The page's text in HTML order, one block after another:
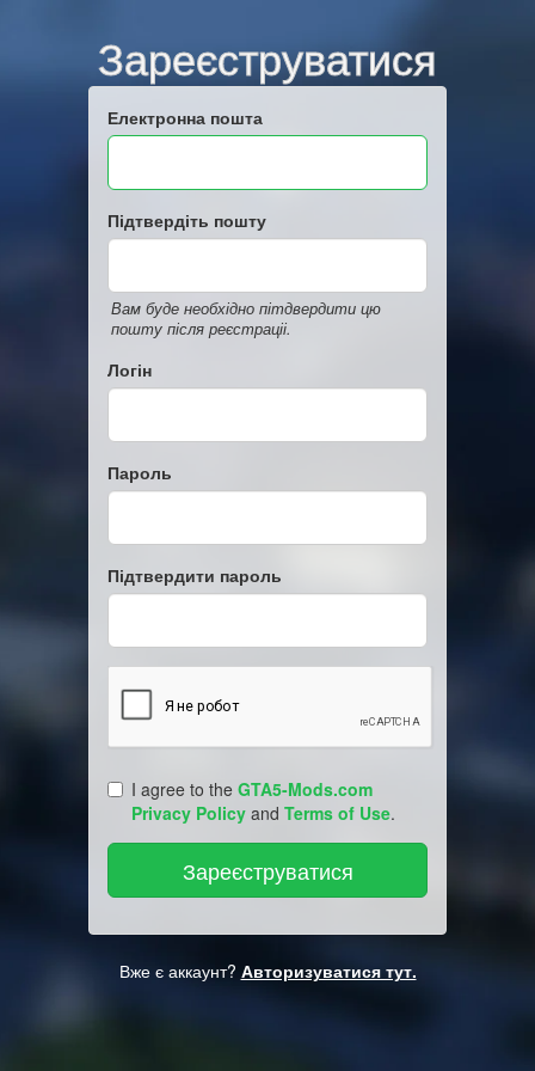
Зареєструватися
Електронна пошта
Підтвердіть пошту
Вам буде необхідно пітдвердити цю
пошту після реєстраціі.
Логін
Пароль
Підтвердити пароль
I agree to the GTA5-Mods.com
Privacy Policy and Terms of Use.
Вже є аккаунт? Авторизуватися тут.